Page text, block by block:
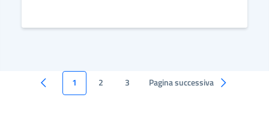
1 2 3 Pagina successiva